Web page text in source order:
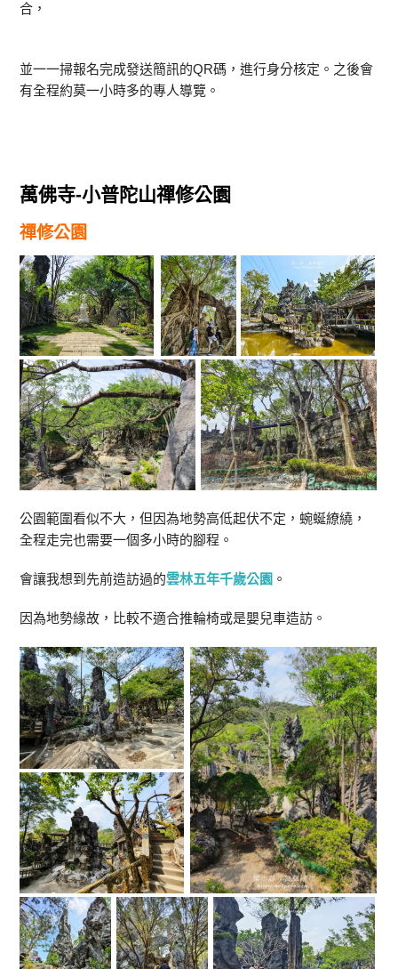
合，
並一一掃報名完成發送簡訊的QR碼，進行身分核定。之後會
有全程約莫一小時多的專人導覽。
萬佛寺-小普陀山禪修公園
禪修公園
公園範圍看似不大，但因為地勢高低起伏不定，蜿蜒繚繞，
全程走完也需要一個多小時的腳程。
會讓我想到先前造訪過的雲林五年千歲公園 。
因為地勢緣故，比較不適合推輪椅或是嬰兒車造訪。